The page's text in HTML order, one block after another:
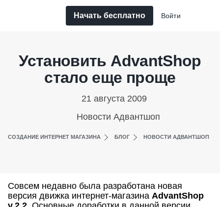
Начать бесплатно Войти
Установить AdvantShop
стало еще проще
21 августа 2009
Новости Адвантшоп
СОЗДАНИЕ ИНТЕРНЕТ МАГАЗИНА БЛОГ НОВОСТИ АДВАНТШОП
Совсем недавно была разработана новая
версия движка интернет-магазина AdvantShop